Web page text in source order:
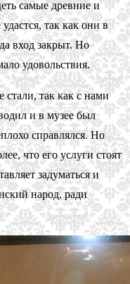
самые древние и
так как они в
вход закрыт. Но
удовольствия.
так как с нами
и в музее был
справлялся. Но
что его услуги стоят
задуматься и
народ, ради